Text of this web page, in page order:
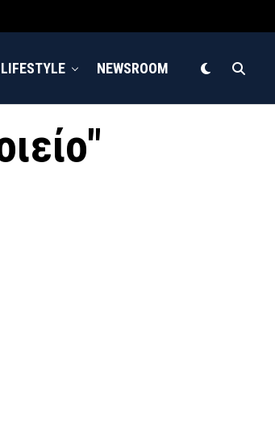
LIFESTYLE NEWSROOM